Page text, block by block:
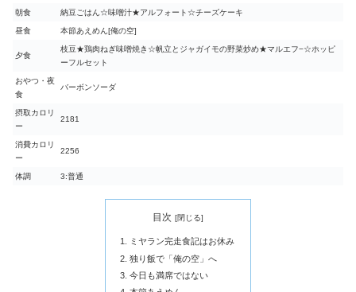
朝食 納豆ごはん☆味噌汁★アルフォート☆チーズケーキ
昼食 本節あえめん[俺の空]
夕食
枝豆★鶏肉ねぎ味噌焼き☆帆立とジャガイモの野菜炒め★マルエフ−☆ホッピ
ーフルセット
おやつ・夜
食
バーボンソーダ
摂取カロリ
ー
2181
消費カロリ
ー
2256
体調 3:普通
目次
ミヤラン完走食記はお休み
独り飯で「俺の空」へ
今日も満席ではない